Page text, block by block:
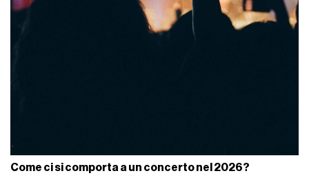
Come ci si comporta a un concerto nel 2026?